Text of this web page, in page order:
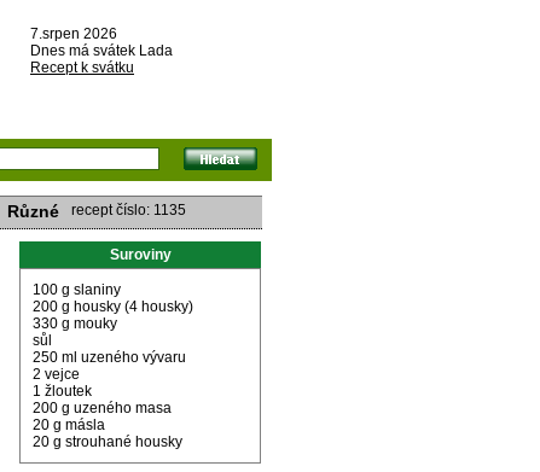
7.srpen 2026
Dnes má svátek Lada
Recept k svátku
Různé recept číslo: 1135
Suroviny
100 g slaniny
200 g housky (4 housky)
330 g mouky
sůl
250 ml uzeného vývaru
2 vejce
1 žloutek
200 g uzeného masa
20 g másla
20 g strouhané housky